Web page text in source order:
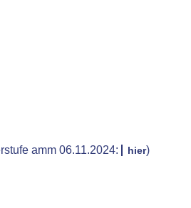
amm 06.11.2024: hier)